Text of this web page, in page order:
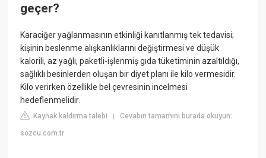
geçer?
Karaciğer yağlanmasının etkinliği kanıtlanmış tek tedavisi;
kişinin beslenme alışkanlıklarını değiştirmesi ve düşük
kalorili, az yağlı, paketli-işlenmiş gıda tüketiminin azaltıldığı,
sağlıklı besinlerden oluşan bir diyet planı ile kilo vermesidir.
Kilo verirken özellikle bel çevresinin incelmesi
hedeflenmelidir.
Kaynak kaldırma talebi |Cevabın tamamını burada okuyun:
sozcu.com.tr